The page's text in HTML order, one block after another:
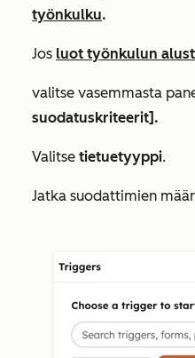
työnkulku.
Jos luot työnkulun
valitse vasemmasta
suodatuskriteerit].
Valitse tietuetyyppi.
Jatka suodattimien